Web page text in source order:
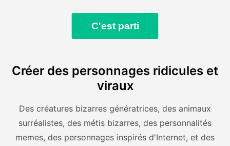
C'est parti
Créer des personnages ridicules et
viraux
Des créatures bizarres génératrices, des animaux
surréalistes, des métis bizarres, des personnalités
memes, des personnages inspirés d'Internet, et des